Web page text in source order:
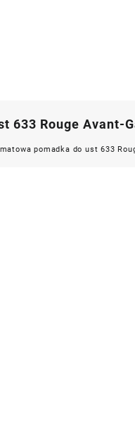
633 Rouge Avant-
pomadka do ust 633